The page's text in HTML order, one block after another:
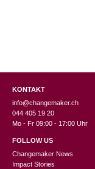
KONTAKT
info@changemaker.ch
044 405 19 20
Mo - Fr 09:00 - 17:00 Uhr
FOLLOW US
Changemaker News
Impact Stories